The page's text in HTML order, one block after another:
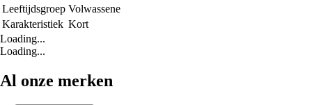
Leeftijdsgroep Volwassene
Karakteristiek Kort
Loading...
Loading...
Al onze merken